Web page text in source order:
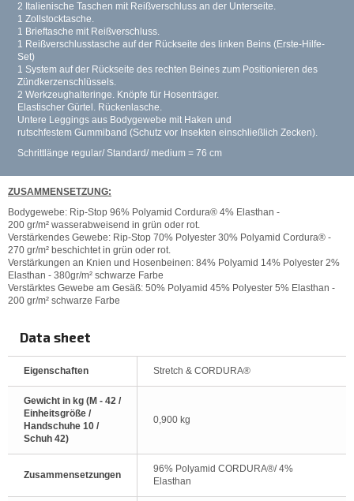
2 Italienische Taschen mit Reißverschluss an der Unterseite.
1 Zollstocktasche.
1 Brieftasche mit Reißverschluss.
1 Reißverschlusstasche auf der Rückseite des linken Beins (Erste-Hilfe-
Set)
1 System auf der Rückseite des rechten Beines zum Positionieren des
Zündkerzenschlüssels.
2 Werkzeughalteringe. Knöpfe für Hosenträger.
Elastischer Gürtel. Rückenlasche.
Untere Leggings aus Bodygewebe mit Haken und
rutschfestem Gummiband (Schutz vor Insekten einschließlich Zecken).
Schrittlänge regular/ Standard/ medium = 76 cm
ZUSAMMENSETZUNG:
Bodygewebe: Rip-Stop 96% Polyamid Cordura® 4% Elasthan -
200 gr/m² wasserabweisend in grün oder rot.
Verstärkendes Gewebe: Rip-Stop 70% Polyester 30% Polyamid Cordura® -
270 gr/m² beschichtet in grün oder rot.
Verstärkungen an Knien und Hosenbeinen: 84% Polyamid 14% Polyester 2%
Elasthan - 380gr/m² schwarze Farbe
Verstärktes Gewebe am Gesäß: 50% Polyamid 45% Polyester 5% Elasthan -
200 gr/m² schwarze Farbe
Data sheet
Eigenschaften Stretch & CORDURA®
Gewicht in kg (M - 42 /
Einheitsgröße /
Handschuhe 10 /
Schuh 42)
0,900 kg
Zusammensetzungen
96% Polyamid CORDURA®/ 4%
Elasthan